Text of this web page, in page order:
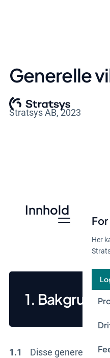
Her
Generelle
Stratsys AB, 2023
Innhold
1. Bakgrunn
1.1 Disse generelle